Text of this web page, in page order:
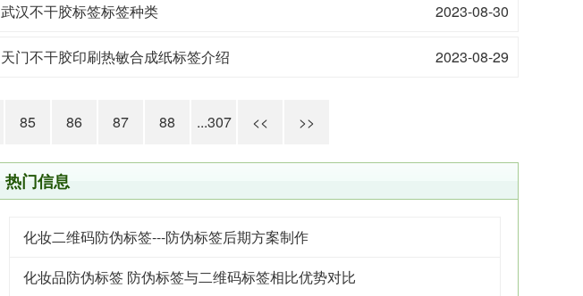
2023-08-30
武汉不干胶标签标签种类
2023-08-29
天门不干胶印刷热敏合成纸标签介绍
85 86 87 88 ...307 << >>
热门信息
化妆二维码防伪标签---防伪标签后期方案制作
化妆品防伪标签 防伪标签与二维码标签相比优势对比